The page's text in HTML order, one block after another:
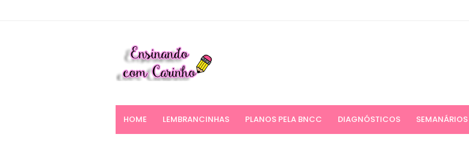
HOME LEMBRANCINHAS PLANOS PELA BNCC DIAGNÓSTICOS SEMANÁRIOS